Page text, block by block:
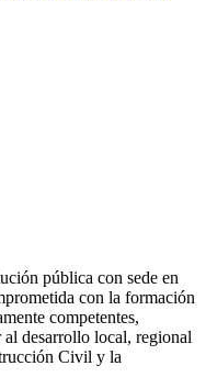
pública con sede en
con la formación
competentes,
al desarrollo local, regional
Civil y la